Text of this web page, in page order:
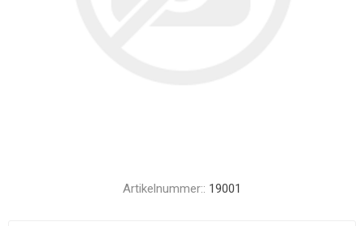
Artikelnummer:: 19001